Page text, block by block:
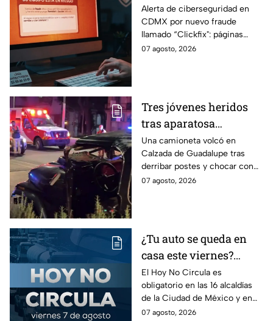
piden copiar códigos
extraños en la PC?
Cuidado, podrías ser
víctima del peligroso
Alerta de ciberseguridad en
CDMX por nuevo fraude
llamado “Clickfix": páginas
falsas que engañan para
07 agosto, 2026
Tres jóvenes heridos
tras aparatosa
volcadura en Tepeyac
Insurgentes y operativo
en la Juárez, mientras
dormía
Una camioneta volcó en
Calzada de Guadalupe tras
derribar postes y chocar con
un árbol, dejando a tres
07 agosto, 2026
¿Tu auto se queda en
casa este viernes?
Revisa el Hoy No
Circula de este 7 de
agosto
El Hoy No Circula es
obligatorio en las 16 alcaldías
de la Ciudad de México y en
los municipios conurbados del
07 agosto, 2026